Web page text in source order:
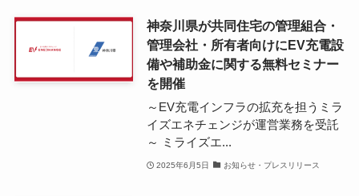
神奈川県が共同住宅の管理組合・
管理会社・所有者向けにEV充電設
備や補助金に関する無料セミナー
を開催
～EV充電インフラの拡充を担うミラ
イズエネチェンジが運営業務を受託
～ ミライズエ...
2025年6月5日 お知らせ・プレスリリース